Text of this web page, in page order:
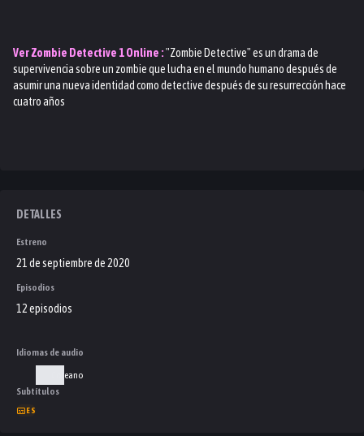
VerZombie Detective 1Online :"Zombie Detective" es un drama de
supervivencia sobre un zombie que lucha en el mundo humano después de
asumir una nueva identidad como detective después de su resurrección hace
cuatro años
DETALLES
Estreno
21 de septiembre de 2020
Episodios
12 episodios
Idiomas de audio
Coreano
Subtítulos
ES